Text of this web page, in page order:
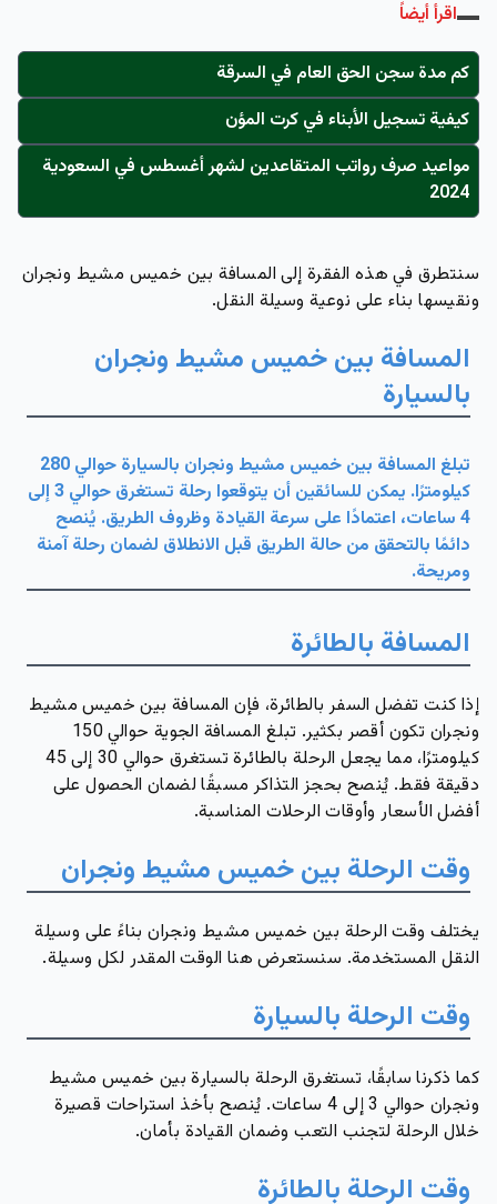
اقرأ أيضاً
كم مدة سجن الحق العام في السرقة
كيفية تسجيل الأبناء في كرت المؤن
مواعيد صرف رواتب المتقاعدين لشهر أغسطس في السعودية
2024
سنتطرق في هذه الفقرة إلى المسافة بين خميس مشيط ونجران
ونقيسها بناء على نوعية وسيلة النقل.
المسافة بين خميس مشيط ونجران
بالسيارة
تبلغ المسافة بين خميس مشيط ونجران بالسيارة حوالي 280
كيلومترًا. يمكن للسائقين أن يتوقعوا رحلة تستغرق حوالي 3 إلى
4 ساعات، اعتمادًا على سرعة القيادة وظروف الطريق. يُنصح
دائمًا بالتحقق من حالة الطريق قبل الانطلاق لضمان رحلة آمنة
ومريحة.
المسافة بالطائرة
إذا كنت تفضل السفر بالطائرة، فإن المسافة بين خميس مشيط
ونجران تكون أقصر بكثير. تبلغ المسافة الجوية حوالي 150
كيلومترًا، مما يجعل الرحلة بالطائرة تستغرق حوالي 30 إلى 45
دقيقة فقط. يُنصح بحجز التذاكر مسبقًا لضمان الحصول على
أفضل الأسعار وأوقات الرحلات المناسبة.
وقت الرحلة بين خميس مشيط ونجران
يختلف وقت الرحلة بين خميس مشيط ونجران بناءً على وسيلة
النقل المستخدمة. سنستعرض هنا الوقت المقدر لكل وسيلة.
وقت الرحلة بالسيارة
كما ذكرنا سابقًا، تستغرق الرحلة بالسيارة بين خميس مشيط
ونجران حوالي 3 إلى 4 ساعات. يُنصح بأخذ استراحات قصيرة
خلال الرحلة لتجنب التعب وضمان القيادة بأمان.
وقت الرحلة بالطائرة